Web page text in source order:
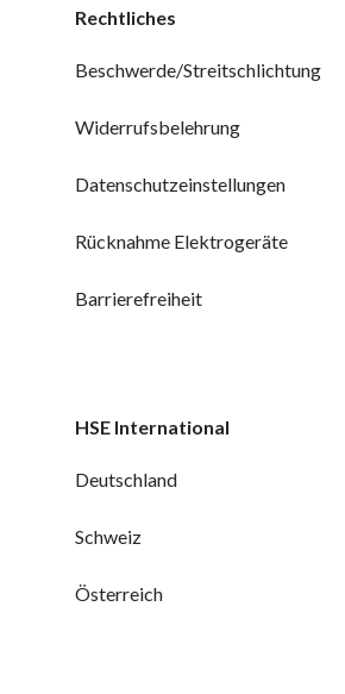
Rechtliches
Beschwerde/Streitschlichtung
Widerrufsbelehrung
Datenschutzeinstellungen
Rücknahme Elektrogeräte
Barrierefreiheit
HSE International
Deutschland
Schweiz
Österreich